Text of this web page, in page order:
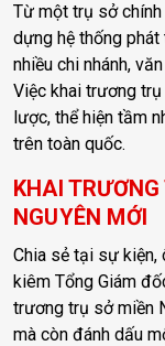
Từ một trụ sở
dựng hệ thống
nhiều chi nhánh,
Việc khai trương
lược, thể hiện tầm
trên toàn quốc.
KHAI
NGUYÊN MỚI
Chia sẻ tại sự kiện,
kiêm Tổng Giám
trương trụ sở miền
mà còn đánh dấu